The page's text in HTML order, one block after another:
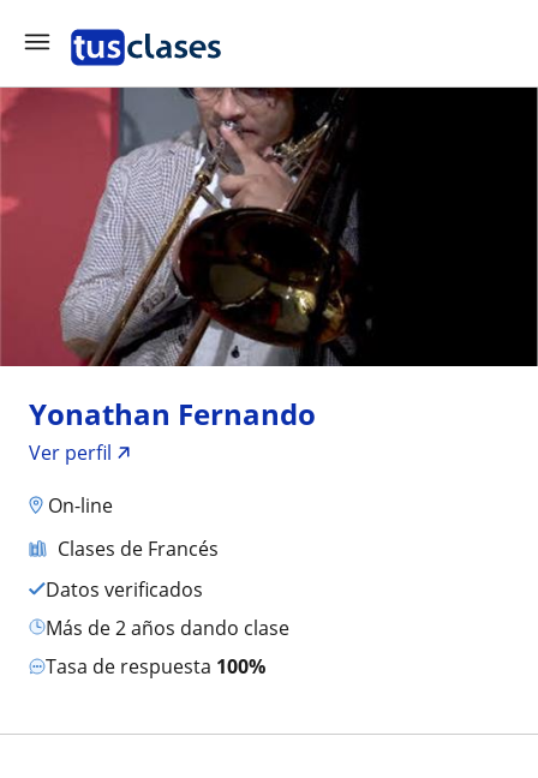
Yonathan Fernando
Ver perfil
On-line
Clases de Francés
Datos verificados
más de 2 años dando clase
Tasa de respuesta 100%